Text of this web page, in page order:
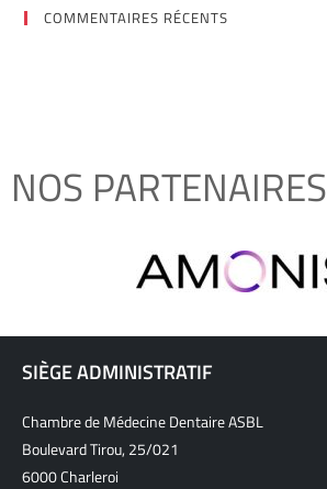
COMMENTAIRES RÉCENTS
NOS PARTENAIRES
SIÈGE ADMINISTRATIF
Chambre de Médecine Dentaire ASBL
Boulevard Tirou, 25/021
6000 Charleroi